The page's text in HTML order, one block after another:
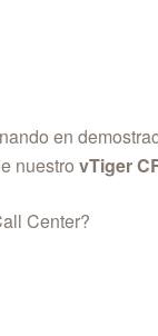
en
nuestro vTiger
Center?